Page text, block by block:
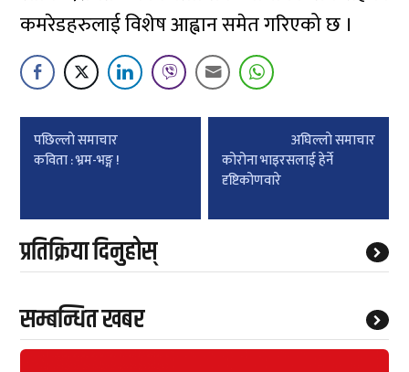
कमरेडहरुलाई विशेष आह्वान समेत गरिएको छ ।
Post
navigation
पछिल्लाे समाचार
कविता : भ्रम-भङ्ग !
अघिल्लाे समाचार
कोरोना भाइरसलाई हेर्ने
दृष्टिकोणवारे
प्रतिक्रिया दिनुहोस्
सम्बन्धित खबर